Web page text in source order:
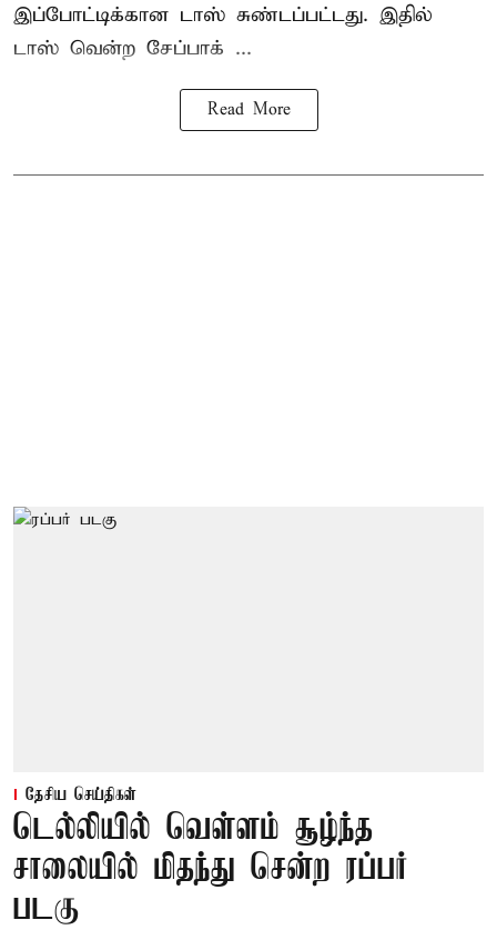
இப்போட்டிக்கான டாஸ் சுண்டப்பட்டது. இதில்
டாஸ் வென்ற சேப்பாக் ...
Read More
தேசிய செய்திகள்
டெல்லியில் வெள்ளம் சூழ்ந்த
சாலையில் மிதந்து சென்ற ரப்பர்
படகு